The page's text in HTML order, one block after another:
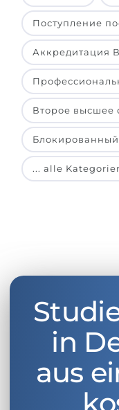
Поступление
Аккредитация
Второе высшее
Блокированный
... alle
in
aus